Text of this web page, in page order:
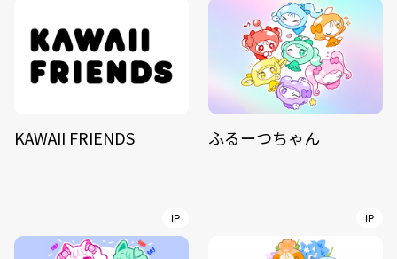
KAWAII FRIENDS ふるーつちゃん
IP IP